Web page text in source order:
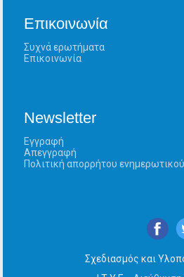
Επικοινωνία
Συχνά ερωτήματα
Επικοινωνία
Newsletter
Εγγραφή
Απεγγραφή
Πολιτική απορρήτου ενημερωτικού
Σχεδιασμός και